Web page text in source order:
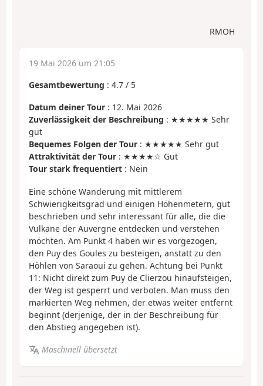
RMOH
19 Mai 2026 um 21:05
Gesamtbewertung : 4.7 / 5
Datum deiner Tour : 12. Mai 2026
Zuverlässigkeit der Beschreibung : ★★★★★ Sehr
gut
Bequemes Folgen der Tour : ★★★★★ Sehr gut
Attraktivität der Tour : ★★★★☆ Gut
Tour stark frequentiert : Nein
Eine schöne Wanderung mit mittlerem
Schwierigkeitsgrad und einigen Höhenmetern, gut
beschrieben und sehr interessant für alle, die die
Vulkane der Auvergne entdecken und verstehen
möchten. Am Punkt 4 haben wir es vorgezogen,
den Puy des Goules zu besteigen, anstatt zu den
Höhlen von Saraoui zu gehen. Achtung bei Punkt
11: Nicht direkt zum Puy de Clierzou hinaufsteigen,
der Weg ist gesperrt und verboten. Man muss den
markierten Weg nehmen, der etwas weiter entfernt
beginnt (derjenige, der in der Beschreibung für
den Abstieg angegeben ist).
Maschinell übersetzt